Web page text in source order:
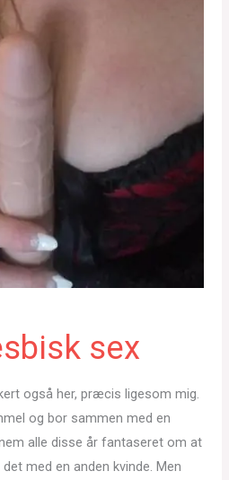
sex
også her, præcis ligesom mig.
og bor sammen med en
alle disse år fantaseret om at
med en anden kvinde. Men